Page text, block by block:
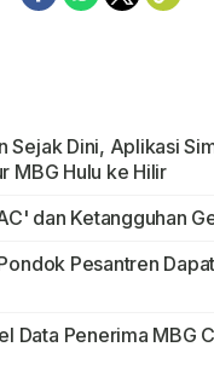
Sejak Dini, Aplikasi
MBG Hulu ke Hilir
dan Ketangguhan
Pesantren
Data Penerima MBG